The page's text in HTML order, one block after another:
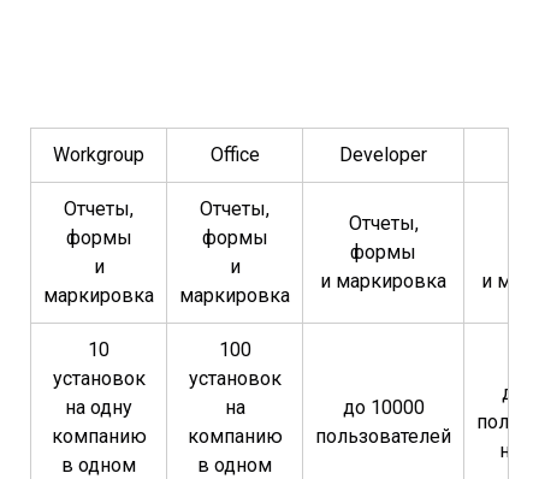
Workgroup Office Developer
Отчеты,
формы
и
маркировка
Отчеты,
формы
и
маркировка
Отчеты,
формы
и маркировка
и
10
установок
на одну
компанию
в одном
100
установок
на
компанию
в одном
до 10000
пользователей
до
на